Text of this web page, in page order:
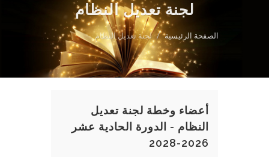
لجنة تعديل النظام
الصفحة الرئيسية لجنة تعديل النظام
أعضاء وخطة لجنة تعديل
النظام - الدورة الحادية عشر
2026-2028